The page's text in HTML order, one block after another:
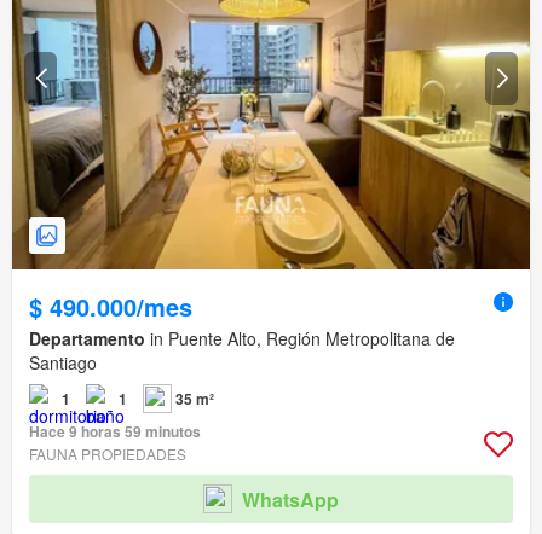
$ 490.000/mes
Departamento in Puente Alto, Región Metropolitana de
Santiago
1 1
35 m²
Hace 9 horas 59 minutos
FAUNA PROPIEDADES
WhatsApp